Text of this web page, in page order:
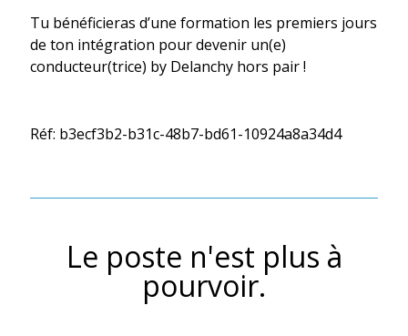
Tu bénéficieras d’une formation les premiers jours
de ton intégration pour devenir un(e)
conducteur(trice) by Delanchy hors pair !
Réf: b3ecf3b2-b31c-48b7-bd61-10924a8a34d4
Le poste n'est plus à
pourvoir.